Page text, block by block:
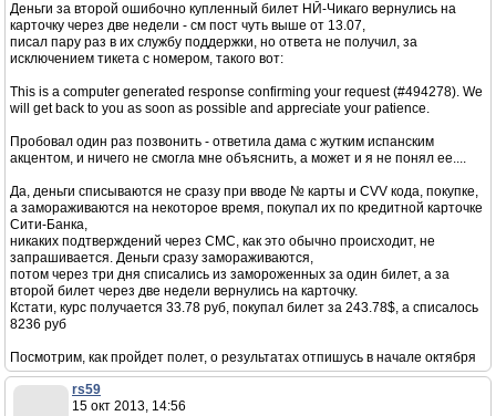
Деньги за второй ошибочно купленный билет НЙ-Чикаго вернулись на
карточку через две недели - см пост чуть выше от 13.07,
писал пару раз в их службу поддержки, но ответа не получил, за
исключением тикета с номером, такого вот:
This is a computer generated response confirming your request (#494278). We
will get back to you as soon as possible and appreciate your patience.
Пробовал один раз позвонить - ответила дама с жутким испанским
акцентом, и ничего не смогла мне объяснить, а может и я не понял ее....
Да, деньги списываются не сразу при вводе № карты и CVV кода, покупке,
а замораживаются на некоторое время, покупал их по кредитной карточке
Сити-Банка,
никаких подтверждений через СМС, как это обычно происходит, не
запрашивается. Деньги сразу замораживаются,
потом через три дня списались из замороженных за один билет, а за
второй билет через две недели вернулись на карточку.
Кстати, курс получается 33.78 руб, покупал билет за 243.78$, а списалось
8236 руб
Посмотрим, как пройдет полет, о результатах отпишусь в начале октября
rs59
15 окт 2013, 14:56